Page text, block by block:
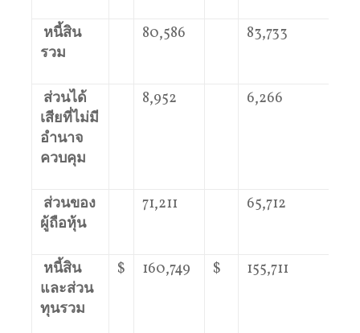
หนี้สิน
รวม
80,586 83,733
ส่วนได้
เสียที่ไม่มี
อำนาจ
ควบคุม
8,952 6,266
ส่วนของ
ผู้ถือหุ้น
71,211 65,712
หนี้สิน
และส่วน
ทุนรวม
$ 160,749 $ 155,711